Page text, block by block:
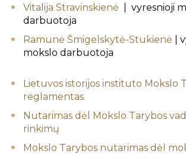
Vitalija Stravinskienė
| vyresnioji
darbuotoja
Ramunė Šmigelskytė-Stukienė
|
mokslo darbuotoja
Lietuvos istorijos instituto Mokslo
reglamentas
Nutarimas dėl Mokslo Tarybos
rinkimų
Mokslo Tarybos nutarimas dėl